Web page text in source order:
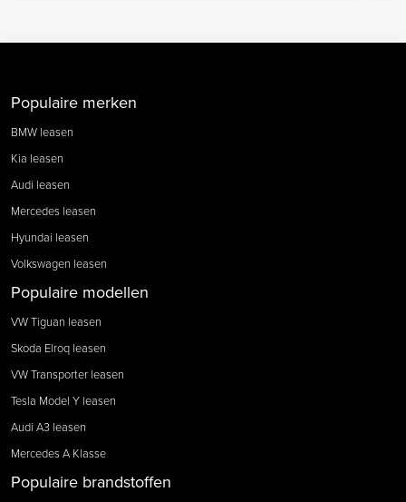
Populaire merken
BMW leasen
Kia leasen
Audi leasen
Mercedes leasen
Hyundai leasen
Volkswagen leasen
Populaire modellen
VW Tiguan leasen
Skoda Elroq leasen
VW Transporter leasen
Tesla Model Y leasen
Audi A3 leasen
Mercedes A Klasse
Populaire brandstoffen